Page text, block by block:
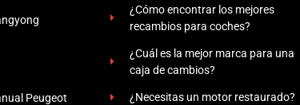
Peugeot
¿Cómo encontrar los mejores
recambios para coches?
¿Cuál es la mejor marca para una
caja de cambios?
¿Necesitas un motor restaurado?